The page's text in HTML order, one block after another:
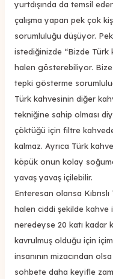
yurtdışında da temsil
çalışma yapan pek çok
sorumluluğu düşüyor.
istediğinizde “Bizde Türk
halen gösterebiliyor.
tepki gösterme
Türk kahvesinin diğer
tekniğine sahip olması
çöktüğü için filtre
kalmaz. Ayrıca Türk
köpük onun kolay
yavaş yavaş içilebilir.
Enteresan olansa
halen ciddi şekilde kahve
neredeyse 20 katı kadar
kavrulmuş olduğu için
insanının mizacından
sohbete daha keyifle